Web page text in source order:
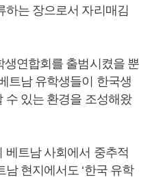
하는 장으로서 자리매김
생연합회를 출범시켰을 뿐
트남 유학생들이 한국생
수 있는 환경을 조성해왔
베트남 사회에서 중추적
현지에서도 ‘한국 유학